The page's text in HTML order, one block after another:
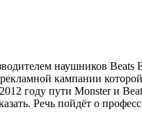
наушников
кампании
году пути Monster и
Речь пойдёт о